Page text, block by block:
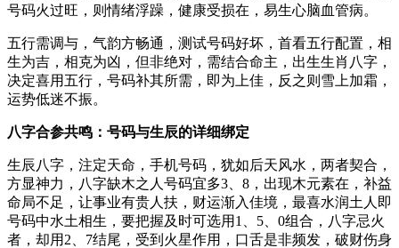
号码火过旺，则情绪浮躁，健康受损在，易生心脑血管病。
五行需调与，气韵方畅通，测试号码好坏，首看五行配置，相
生为吉，相克为凶，但非绝对，需结合命主，出生生肖八字，
决定喜用五行，号码补其所需，即为上佳，反之则雪上加霜，
运势低迷不振。
八字合参共鸣：号码与生辰的详细绑定
生辰八字，注定天命，手机号码，犹如后天风水，两者契合，
方显神力，八字缺木之人号码宜多3、8，出现木元素在，补益
命局不足，让事业有贵人扶，财运渐入佳境，最喜水润土人即
号码中水土相生，要把握及时可选用1、5、0组合，八字忌火
者，却用2、7结尾，受到火星作用，口舌是非频发，破财伤身